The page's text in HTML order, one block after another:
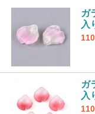
ガ
入
ガ
入